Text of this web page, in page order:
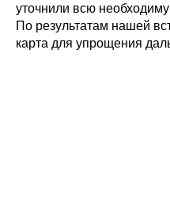
уточнили всю
По результатам нашей
карта для упрощения